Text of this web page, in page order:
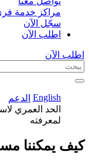
مراكز خدمة
سجّل الآن​
اطلب الآن
اطلب الآن
English الدعم
الحد العمري
لمعرفته
كيف يمكننا